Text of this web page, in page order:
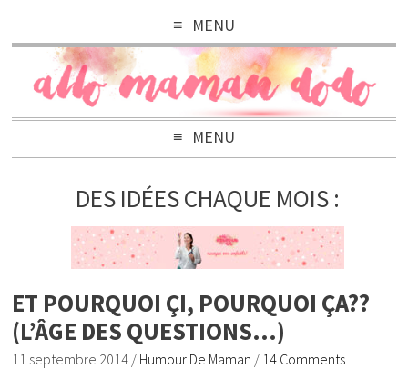
MENU
MENU
DES IDÉES CHAQUE MOIS :
ET POURQUOI ÇI, POURQUOI ÇA??
(L’ÂGE DES QUESTIONS…)
11 septembre 2014 / Humour De Maman / 14 Comments